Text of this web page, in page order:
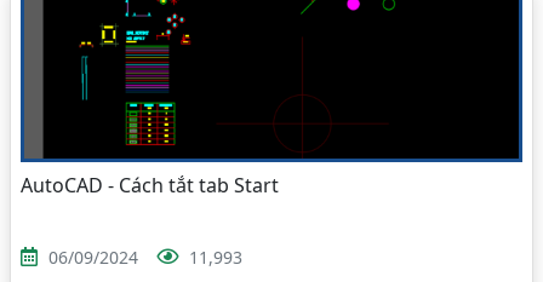
AutoCAD - Cách tắt tab Start
06/09/2024 11,993